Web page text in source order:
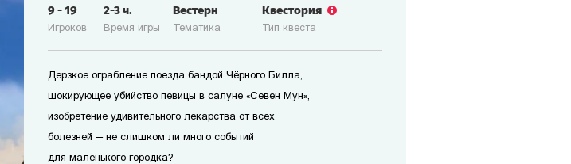
Игроков
9-19
Время игры
2-3ч.
Тематика
Вестерн
Тип квеста
Квестория
Дерзкое ограбление поезда бандой Чёрного Билла,
шокирующее убийство певицы в салуне «Севен Мун»,
изобретение удивительного лекарства от всех
болезней — не слишком ли много событий
для маленького городка?